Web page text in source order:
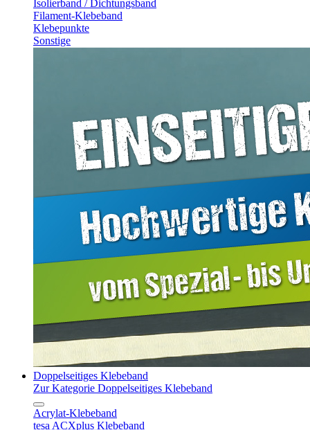
Isolierband / Dichtungsband
Filament-Klebeband
Klebepunkte
Sonstige
Doppelseitiges Klebeband
Zur Kategorie Doppelseitiges Klebeband
Acrylat-Klebeband
tesa ACXplus Klebeband